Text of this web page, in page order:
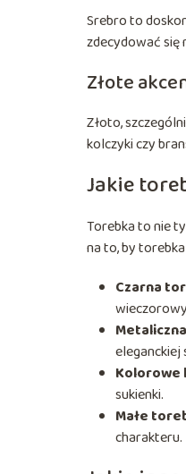
Srebro to
zdecydować się
Złote
Złoto,
kolczyki czy
Jakie
Torebka to nie
na to, by
Czarna
eleganckiej
Kolorowe
sukienki.
Małe
charakteru.